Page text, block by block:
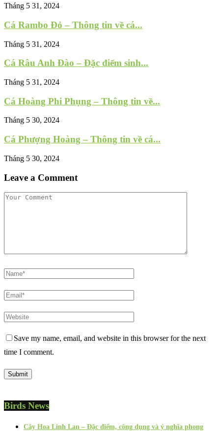
Tháng 5 31, 2024
Cá Rambo Đỏ – Thông tin về cá...
Tháng 5 31, 2024
Cá Râu Anh Đào – Đặc điểm sinh...
Tháng 5 31, 2024
Cá Hoàng Phi Phụng – Thông tin về...
Tháng 5 30, 2024
Cá Phượng Hoàng – Thông tin về cá...
Tháng 5 30, 2024
Leave a Comment
Save my name, email, and website in this browser for the next
time I comment.
Birds News
Cây Hoa Linh Lan – Đặc điểm, công dụng và ý nghĩa phong